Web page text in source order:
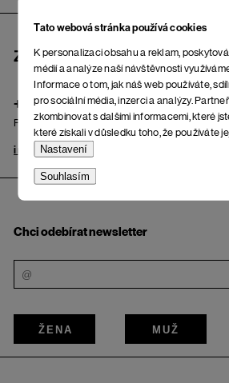
Tato webová stránka používá cookies
K personalizaci obsahu a reklam,
médií a analýze naší návštěvnosti
Informace o tom, jak náš web používáte,
pro sociální média, inzerci a analýzy.
zkombinovat s dalšími informacemi, které
které získali v důsledku toho, že používáte
Nastavení
Souhlasím
ZÁKAZNICKÝ
+420 725 222 121
Po – Pá: od 9.00 do 17.00 hod.
info@woox.cz
Chci odebírat newsletter
ŽENA MUŽ